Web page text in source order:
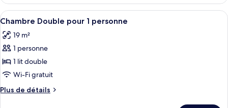
Double
ou
avec
lits
jumeaux
type
de
Chambre
Standard
ou
avec
jumeaux
Afficher
toutes
les
photos
pour
ce
type
de
Une chambre d’hôtel avec un lit,
4
Chambre Double pour 1 personne
19 m²
1 personne
1 lit double
Wi-Fi gratuit
Plus de détails
Plus